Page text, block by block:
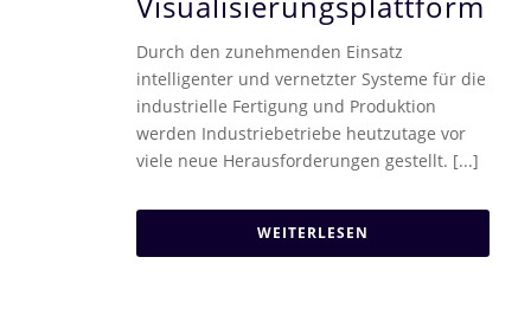
Durch den zunehmenden Einsatz
intelligenter und vernetzter Systeme für die
industrielle Fertigung und Produktion
werden Industriebetriebe heutzutage vor
viele neue Herausforderungen gestellt. [...]
WEITERLESEN